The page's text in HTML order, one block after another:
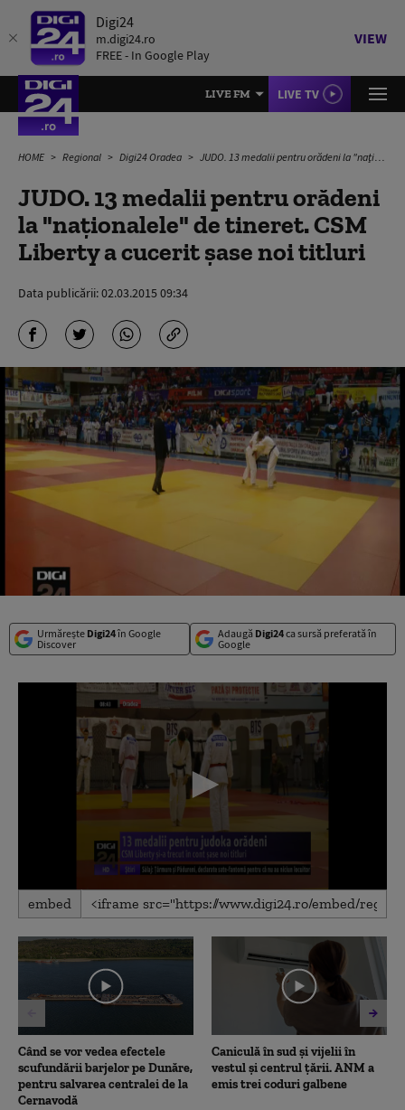
Digi24
m.digi24.ro
FREE - In Google Play
VIEW
LIVE FM LIVE TV
HOME Regional Digi24 Oradea JUDO. 13 medalii pentru orădeni la "naţionalele" de tineret. CSM Liberty a cucerit şase noi titluri
JUDO. 13 medalii pentru orădeni
la "naţionalele" de tineret. CSM
Liberty a cucerit şase noi titluri
Data publicării:02.03.2015 09:34
Urmărește Digi24în Google
Discover
Adaugă Digi24ca sursă preferată în
Google
0
seconds
1
minute,
embed
Când se vor vedea efectele
scufundării barjelor pe Dunăre,
pentru salvarea centralei de la
Cernavodă
Caniculă în sud și vijelii în
vestul și centrul țării. ANM a
emis trei coduri galbene